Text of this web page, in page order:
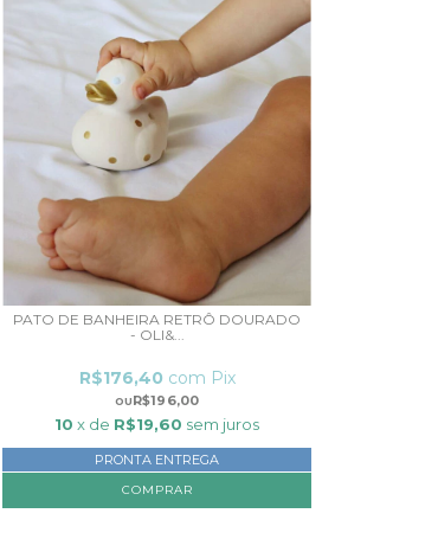
PATO DE BANHEIRA RETRÔ DOURADO
- OLI&...
R$196,00
R$176,40 com Pix
10 x de R$19,60 sem juros
PRONTA ENTREGA